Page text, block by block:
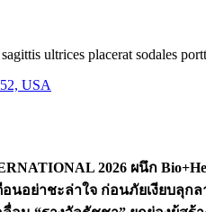
ultrices placerat sodales
USA
2026 ผนึก
นอย่าชะล่าใจ ก่อนภัยเงียบลุกล